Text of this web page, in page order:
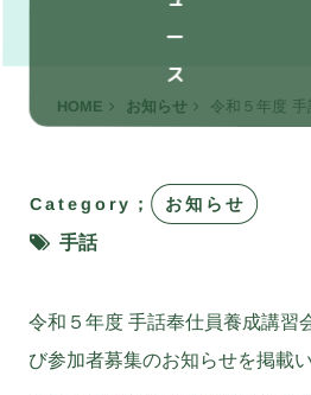
ー
ス
HOME お知らせ 令和５年度
Category； お知らせ
手話
令和５年度 手話奉仕員養成講習
び参加者募集のお知らせを掲載